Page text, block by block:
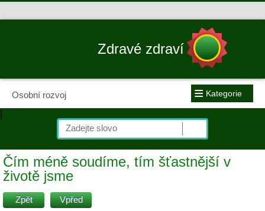
Zdravé zdraví
Osobní rozvoj ≡ Kategorie
|
Čím méně soudíme, tím šťastnější v
životě jsme
Zpět Vpřed